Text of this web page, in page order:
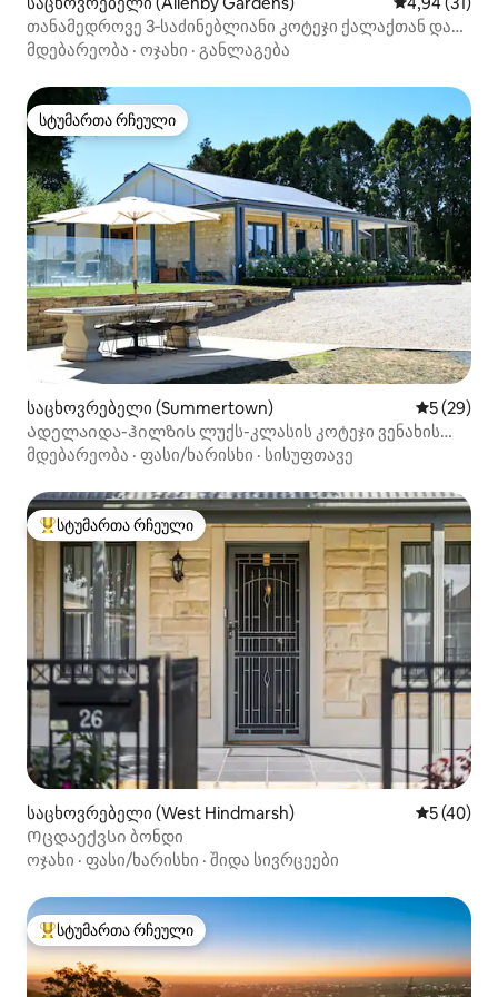
თანამედროვე 3‑საძინებლიანი კოტეჯი ქალაქთან და
პლაჟთან ახლოს
მდებარეობა · ოჯახი · განლაგება
სტუმართა რჩეული
სტუმართა რჩეული
საცხოვრებელი (Summertown) საშუალო
5 (29)
Ადელაიდა-ჰილზის ლუქს-კლასის კოტეჯი ვენახის
ხედებით
მდებარეობა · ფასი/ხარისხი · სისუფთავე
სტუმართა რჩეული მოწინავე ვარიანტი
სტუმართა რჩეული
საცხოვრებელი (West Hindmarsh) საშუალო
5 (40)
Ოცდაექვსი ბონდი
ოჯახი · ფასი/ხარისხი · შიდა სივრცეები
სტუმართა რჩეული მოწინავე ვარიანტი
სტუმართა რჩეული